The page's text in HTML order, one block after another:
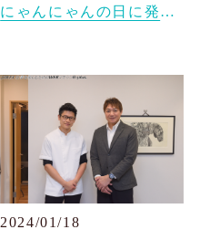
にゃんにゃんの日に発売の雑誌ananのにゃんこ特集「にゃんこLOVE もふもふ大行進」で紹介されました。
2024/01/18